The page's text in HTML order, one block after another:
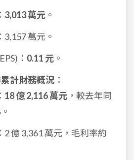
3,013 萬元 。
萬元。
： 0.11 元 。
計財務概況 ：
18 億 2,116 萬元 ，較去年同
。
2 億 3,361 萬元，毛利率約